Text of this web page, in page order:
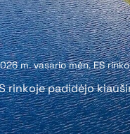
m. vasario mėn. ES
rinkoje padidėjo